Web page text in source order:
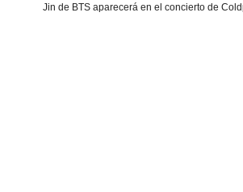
Jin de BTS aparecerá en el concierto de